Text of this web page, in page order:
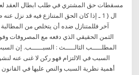
مسقطات حق المشتري في طلب ابطال العقد
ال { 1 ـ إذا كان الحق المتنازع فيه قد
آخر فللمتنازل ضده أن يتخلص من المطالبة
الثمن الحقيقي الذي دفعه مع المصروفات
المطلـــــب الثالـــــث : السبــــــب. إن
السبب في الالتزام فهو ركن لا غنى عنه
أهمية نظرية السبب والنص عليها في القانون